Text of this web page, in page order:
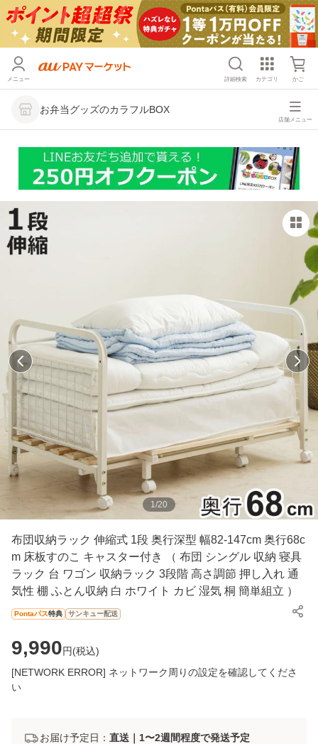
メニュー 詳細検索 カテゴリ かご
お弁当グッズのカラフルBOX
店舗メニュー
1 /20
布団収納ラック 伸縮式 1段 奥行深型 幅82-147cm 奥行68c
m 床板すのこ キャスター付き （ 布団 シングル 収納 寝具
ラック 台 ワゴン 収納ラック 3段階 高さ調節 押し入れ 通
気性 棚 ふとん収納 白 ホワイト カビ 湿気 桐 簡単組立 ）
Pontaパス特典 サンキュー配送
9,990円(税込)
[NETWORK ERROR] ネットワーク周りの設定を確認してくださ
い
お届け予定日： 直送｜1〜2週間程度で発送予定